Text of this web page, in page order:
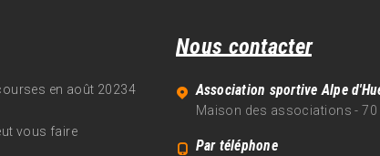
en août 20234
vous faire
Nous contacter
Association sportive Alpe
Maison des associations - 70
Par téléphone